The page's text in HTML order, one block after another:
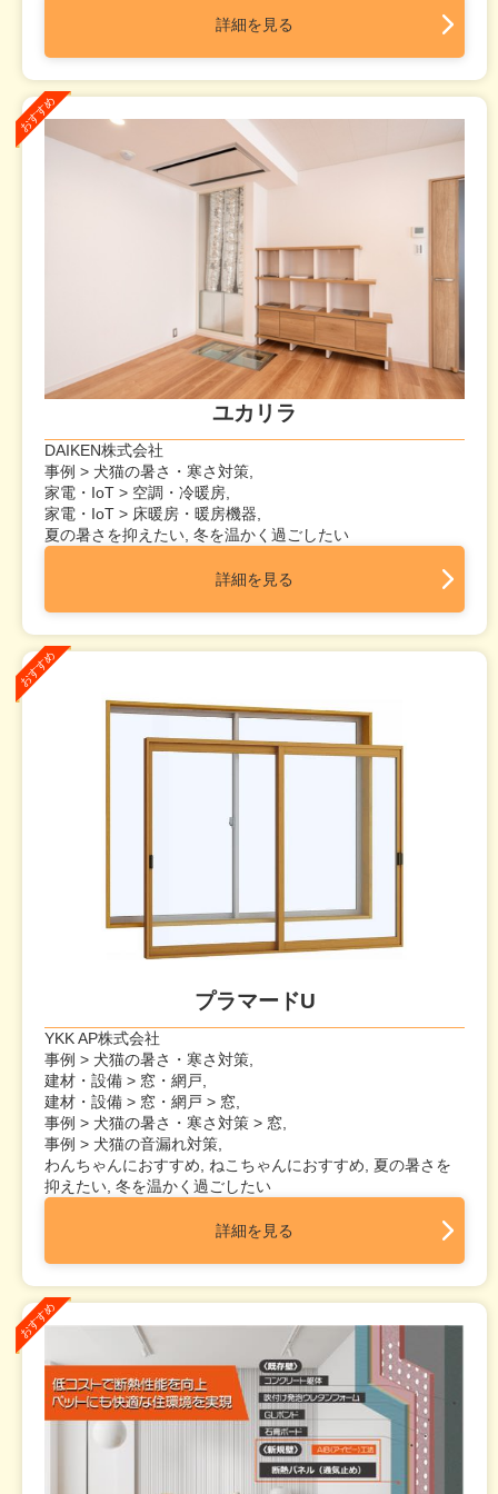
詳細を見る
ユカリラ
DAIKEN株式会社
事例 > 犬猫の暑さ・寒さ対策,
家電・IoT > 空調・冷暖房,
家電・IoT > 床暖房・暖房機器,
夏の暑さを抑えたい, 冬を温かく過ごしたい
詳細を見る
プラマードU
YKK AP株式会社
事例 > 犬猫の暑さ・寒さ対策,
建材・設備 > 窓・網戸,
建材・設備 > 窓・網戸 > 窓,
事例 > 犬猫の暑さ・寒さ対策 > 窓,
事例 > 犬猫の音漏れ対策,
わんちゃんにおすすめ, ねこちゃんにおすすめ, 夏の暑さを
抑えたい, 冬を温かく過ごしたい
詳細を見る